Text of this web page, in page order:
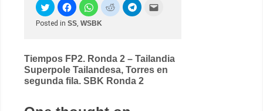
Posted in SS, WSBK
Post
navigation
Tiempos FP2. Ronda 2 – Tailandia
Superpole Tailandesa, Torres en
segunda fila. SBK Ronda 2